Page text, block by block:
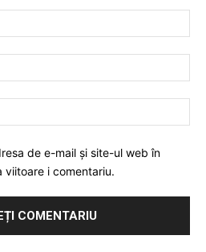
de e-mail și site-ul web în
i comentariu.